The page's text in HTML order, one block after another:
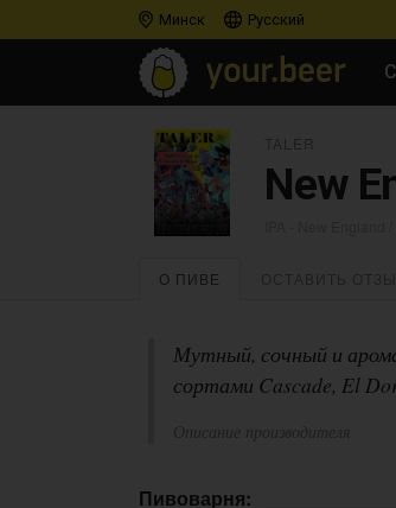
Минск Русский
New
О ПИВЕ
Мутный, сочный и
сортами Cascade, El
Описание производителя
Пивоварня: